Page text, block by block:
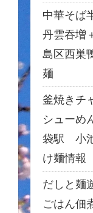
中華そば
丹雲吞増
島区西巣
麺
釜焼きチ
シューめ
袋駅 小
け麺情報
だしと麺
ごはん佃